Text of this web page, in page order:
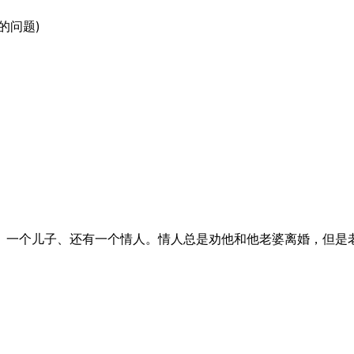
问题)
个儿子、还有一个情人。情人总是劝他和他老婆离婚，但